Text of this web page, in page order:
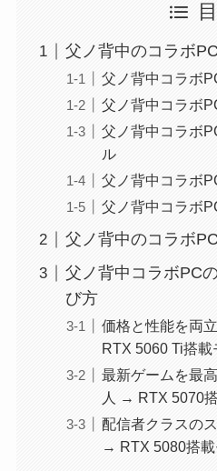
父ノ背中のコラボ
父ノ背中コラボ
父ノ背中コラボ
父ノ背中コラボ
ル
父ノ背中コラボ
父ノ背中コラボ
父ノ背中のコラボ
父ノ背中コラボPC
び方
価格と性能を両
RTX 5060 Ti搭載
最新ゲームを最
人 → RTX 5070
配信者クラスの
→ RTX 5080搭